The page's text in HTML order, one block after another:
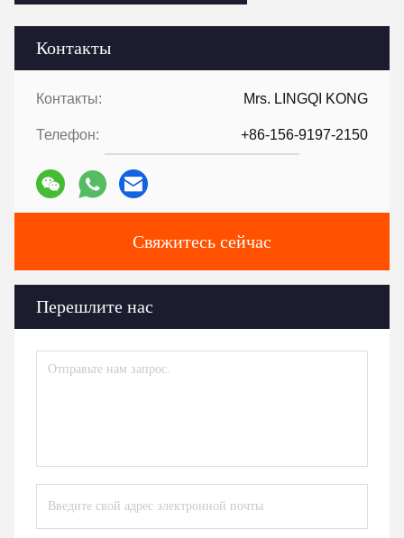
Контакты
Контакты: Mrs. LINGQI KONG
Телефон: +86-156-9197-2150
Свяжитесь сейчас
Перешлите нас